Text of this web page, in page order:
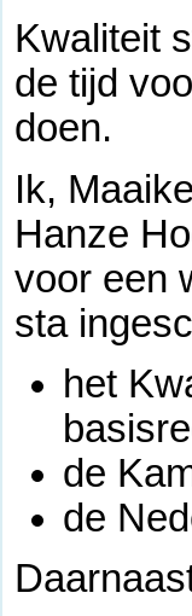
Kwaliteit
de tijd
doen.
Ik,
Hanze
voor een
sta
het
de
de